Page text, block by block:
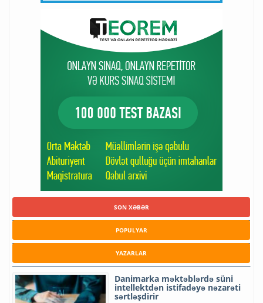
SON XƏBƏR
POPULYAR
YAZARLAR
Danimarka məktəblərdə süni
intellektdən istifadəyə nəzarəti
sərtləşdirir